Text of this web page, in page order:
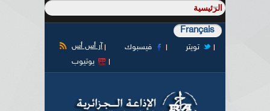
Français
آر أس أس فيسبوك
تويتر
يوتيوب